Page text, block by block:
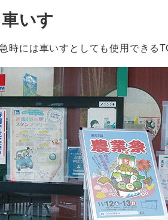
いす
時には車いすとしても使用できる